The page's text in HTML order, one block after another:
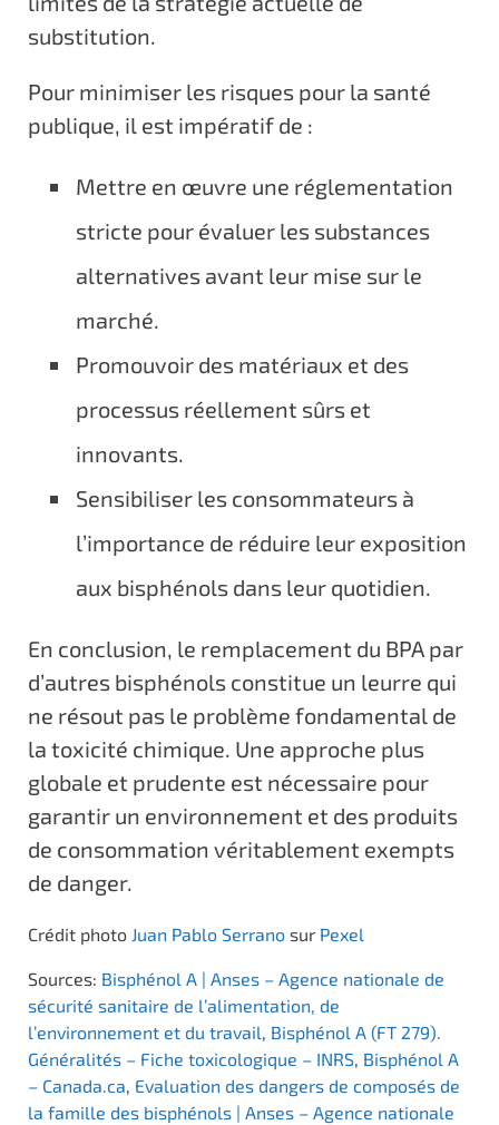
substitution.
Pour minimiser les risques pour la santé
publique, il est impératif de :
Mettre en œuvre une réglementation
stricte pour évaluer les substances
alternatives avant leur mise sur le
marché.
Promouvoir des matériaux et des
processus réellement sûrs et
innovants.
Sensibiliser les consommateurs à
l’importance de réduire leur exposition
aux bisphénols dans leur quotidien.
En conclusion, le remplacement du BPA par
d’autres bisphénols constitue un leurre qui
ne résout pas le problème fondamental de
la toxicité chimique. Une approche plus
globale et prudente est nécessaire pour
garantir un environnement et des produits
de consommation véritablement exempts
de danger.
Crédit photo Juan Pablo Serrano sur Pexel
Sources: Bisphénol A | Anses – Agence nationale de
sécurité sanitaire de l’alimentation, de
l’environnement et du travail, Bisphénol A (FT 279).
Généralités – Fiche toxicologique – INRS, Bisphénol A
– Canada.ca, Evaluation des dangers de composés de
la famille des bisphénols | Anses – Agence nationale